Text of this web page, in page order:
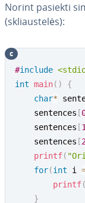
Norint pasiekti
(skliaus­te­lės):
#include
int main( )
{
char*
    sentences
[
    sentences
[1
    sentences
[
printf(
for(int i
printf(
}
c